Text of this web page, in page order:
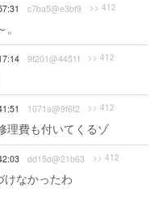
c7ba5@e3bf9 >> 412
9f201@4451f >> 412
1071a@9f6f2 >> 412
理費も付いてくるゾ
dd15d@21b63 >> 412
けなかったわ